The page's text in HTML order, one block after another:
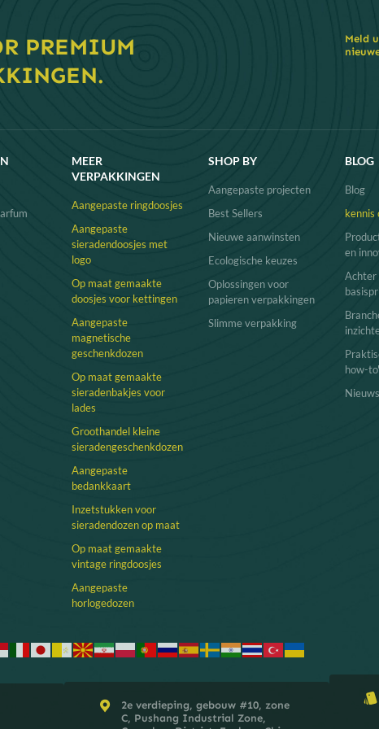
Het strakke design, gecombineerd met superieur vakmanschap,
te beschermen terwijl u onderweg bent.
de luxe uitstraling van uw sieradenmerk met een leren verpakking
PREMIUM
Meld
MEER
VERPAKKINGEN
Aangepaste ringdoosjes
Aangepaste
sieradendoosjes met
logo
Op maat gemaakte
doosjes voor kettingen
Aangepaste
magnetische
geschenkdozen
Op maat gemaakte
sieradenbakjes voor
lades
Groothandel kleine
sieradengeschenkdozen
Aangepaste
bedankkaart
Inzetstukken voor
sieradendozen op maat
Op maat gemaakte
vintage ringdoosjes
Aangepaste
horlogedozen
SHOP BY
Aangepaste projecten
Best Sellers
Nieuwe aanwinsten
Ecologische keuzes
Oplossingen voor
papieren verpakkingen
Slimme verpakking
BLOG
Blog
kennis
en
Achter
how-
Nieuws
2e verdieping, gebouw #10, zone
C, Pushang Industrial Zone,